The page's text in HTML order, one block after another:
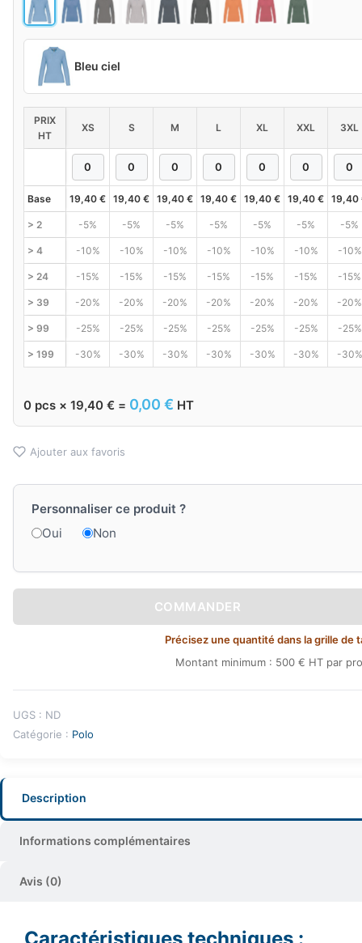
Bleu ciel
PRIX
HT
XS S M L XL XXL 3XL
Base 19,40 € 19,40 € 19,40 € 19,40 € 19,40 € 19,40 € 19,40
> 2 -5% -5% -5% -5% -5% -5% -5%
> 4 -10% -10% -10% -10% -10% -10% -10%
> 24 -15% -15% -15% -15% -15% -15% -15%
> 39 -20% -20% -20% -20% -20% -20% -20%
> 99 -25% -25% -25% -25% -25% -25% -25%
> 199 -30% -30% -30% -30% -30% -30% -30%
0 pcs × 19,40 € = 0,00 € HT
Ajouter aux favoris
Personnaliser ce produit ?
Oui
Non
COMMANDER
Précisez une quantité dans la grille de
Montant minimum : 500 € HT par
UGS : ND
Catégorie : Polo
Description
Informations complémentaires
Avis (0)